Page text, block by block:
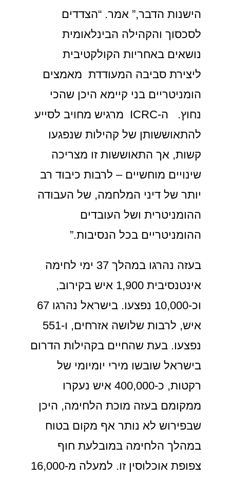
הישנות הדבר,” אמר. “הצדדים
לסכסוך והקהילה הבינלאומית
נושאים באחריות הקולקטיבית
ליצירת סביבה המעודדת מאמצים
הומניטריים בני קיימא היכן שהכי
נחוץ. ה-ICRC מרגיש מחויב לסייע
להתאוששותן של קהילות שנפגעו
קשות, אך התאוששות זו מצריכה
שינויים מוחשיים – לרבות כיבוד רב
יותר של דיני המלחמה, של העבודה
ההומניטרית ושל העובדים
ההומניטריים בכל הנסיבות.”
בעזה נהרגו במהלך 37 ימי לחימה
אינטנסיבית 1,900 איש בקירוב,
וכ-10,000 נפצעו. בישראל נהרגו 67
איש, לרבות שלושה אזרחים, ו-551
נפצעו. בעת שהחיים בקהילות הדרום
בישראל שובשו מירי יומיומי של
רקטות, כ-400,000 איש נעקרו
ממקומם בעזה מוכת הלחימה, היכן
שבפירוש לא נותר אף מקום בטוח
במהלך הלחימה בּמובלעת חוף
צפופת אוכלוסין זו. למעלה מ-16,000